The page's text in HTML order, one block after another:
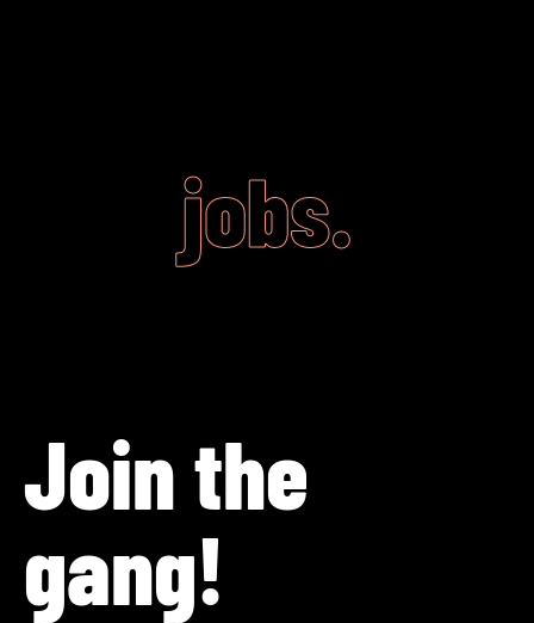
jobs.
Join the
gang!